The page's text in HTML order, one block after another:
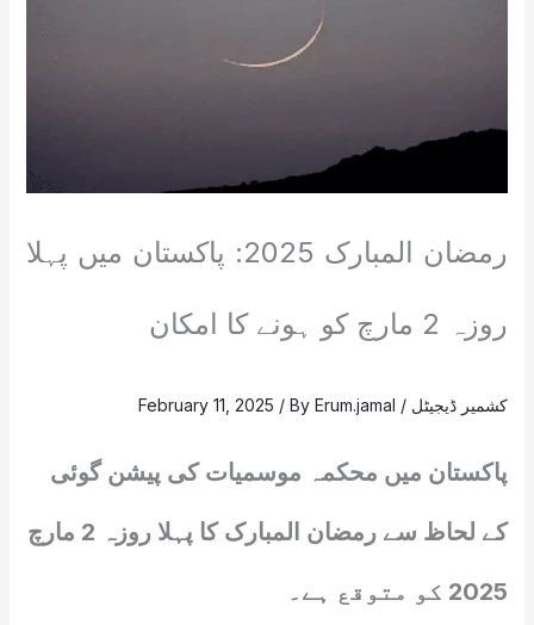
رمضان المبارک 2025: پاکستان میں پہلا
روزہ 2 مارچ کو ہونے کا امکان
کشمیر ڈیجیٹل /
February 11, 2025 / ByErum.jamal
پاکستان میں محکمہ موسمیات کی پیشن گوئی
کے لحاظ سے رمضان المبارک کا پہلا روزہ 2 مارچ
2025 کو متوقع ہے۔